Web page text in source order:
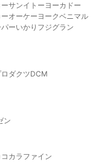
サンイトーヨーカドー
オーケー ヨークベニマル
ーいかり フジグラン
ダクツDCM
ン
コカラファイン